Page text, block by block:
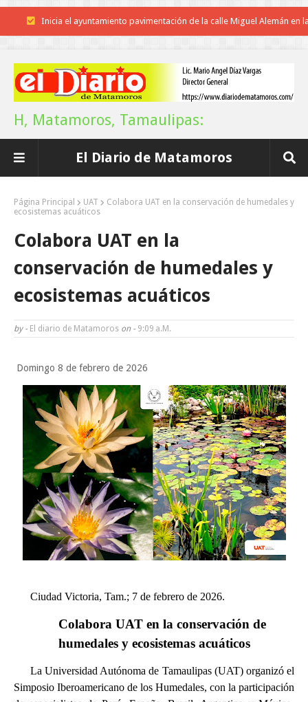
Inicia el ayuntamiento pavimentación de la calle Miguel Alemán en
La UAT, Gobierno del Estado y ganaderos consolidan proyecto
Martes en Tu Colonia Renovado acerca servicios y atención directa a
familias de Matamoros
Inicia el ayuntamiento pavimentación de la calle Ingenieros en la
Prepara la UAT el arranque del ciclo escolar Otoño 2026
A Tamaulipas…le llueve sobre mojado
Instala Sector Salud Comité Estatal de Calidad en Salud para
trato digno y humanitario a los pacientes
Sabado, 8 Agosto
H, Matamoros, Tamaulipas:
El Diario de Matamoros
Página Principal UAT
Colabora UAT en la conservación de humedales y
ecosistemas acuáticos
Colabora UAT en la
conservación de humedales y
ecosistemas acuáticos
by - El diario de Matamoros on - 9:09 A.m.
Domingo 8 de febrero de 2026
Ciudad Victoria, Tam.; 7 de febrero de 2026.
Colabora UAT en la conservación de
humedales y ecosistemas acuáticos
La Universidad Autónoma de Tamaulipas (UAT) organizó el
Simposio Iberoamericano de los Humedales, con la participación